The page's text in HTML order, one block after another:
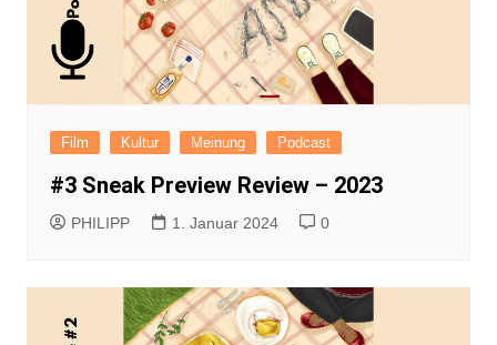
Film Kultur Meinung Podcast
#3 Sneak Preview Review – 2023
PHILIPP 1. Januar 2024 0